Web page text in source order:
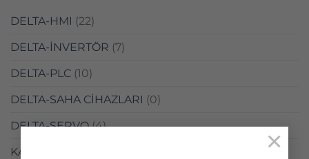
×
DELTA-HMI (22)
DELTA-İNVERTÖR (7)
DELTA-PLC (10)
DELTA-SAHA CİHAZLARI (0)
DELTA-SERVO(4)
KARDEŞ ELEKTRİK